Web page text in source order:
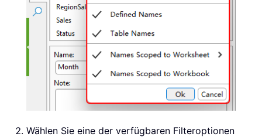
Wählen Sie eine der verfügbaren Filteroptionen